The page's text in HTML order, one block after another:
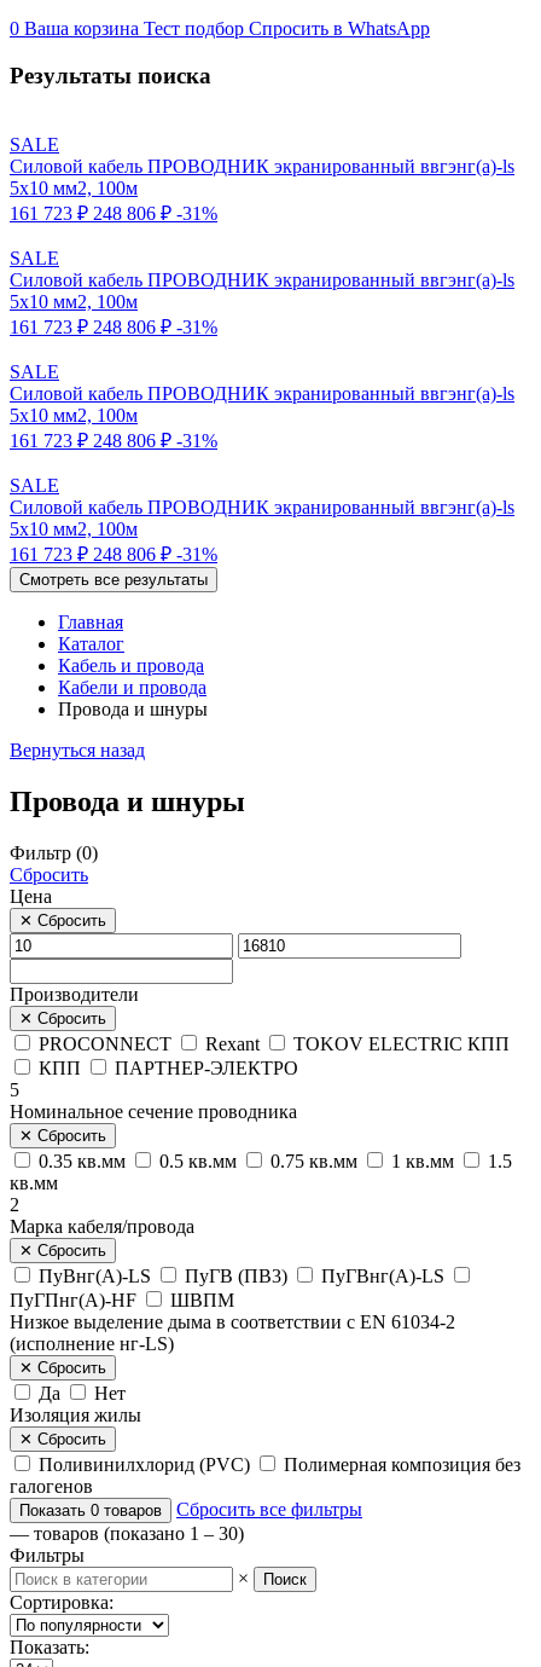
0 Ваша корзина Тест подбор Спросить в WhatsApp
Результаты поиска
SALE
Силовой кабель ПРОВОДНИК экранированный ввгэнг(a)-ls
5x10 мм2, 100м
161 723 ₽ 248 806 ₽ -31%
SALE
Силовой кабель ПРОВОДНИК экранированный ввгэнг(a)-ls
5x10 мм2, 100м
161 723 ₽ 248 806 ₽ -31%
SALE
Силовой кабель ПРОВОДНИК экранированный ввгэнг(a)-ls
5x10 мм2, 100м
161 723 ₽ 248 806 ₽ -31%
SALE
Силовой кабель ПРОВОДНИК экранированный ввгэнг(a)-ls
5x10 мм2, 100м
161 723 ₽ 248 806 ₽ -31%
Смотреть все результаты
Главная
Каталог
Кабель и провода
Кабели и провода
Провода и шнуры
Вернуться назад
Провода и шнуры
Фильтр (0)
Сбросить
Цена
✕ Сбросить
Производители
✕ Сбросить
PROCONNECT Rexant
TOKOV ELECTRIC КПП
КПП
ПАРТНЕР-ЭЛЕКТРО
5
Номинальное сечение проводника
✕ Сбросить
0.35 кв.мм 0.5 кв.мм 0.75 кв.мм 1 кв.мм
1.5
кв.мм
2
Марка кабеля/провода
✕ Сбросить
ПуВнг(А)-LS ПуГВ (ПВ3)
ПуГВнг(А)-LS
ПуГПнг(А)-HF
ШВПМ
Низкое выделение дыма в соответствии с EN 61034-2
(исполнение нг-LS)
✕ Сбросить
Да
Нет
Изоляция жилы
✕ Сбросить
Поливинилхлорид (PVC)
Полимерная композиция без
галогенов
Показать 0 товаров
Сбросить все фильтры
— товаров (показано 1 – 30)
Фильтры
×
Поиск
Сортировка:
Показать: